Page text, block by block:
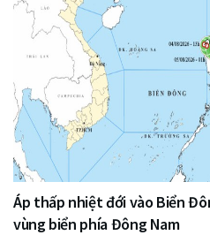
Áp thấp nhiệt đới vào Biển
vùng biển phía Đông Nam